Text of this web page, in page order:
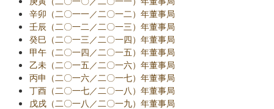
辛卯（二〇一一／二〇一二）年董事局
壬辰（二〇一二／二〇一三）年董事局
癸巳（二〇一三／二〇一四）年董事局
甲午（二〇一四／二〇一五）年董事局
乙未（二〇一五／二〇一六）年董事局
丙申（二〇一六／二〇一七）年董事局
丁酉（二〇一七／二〇一八）年董事局
戊戌（二〇一八／二〇一九）年董事局